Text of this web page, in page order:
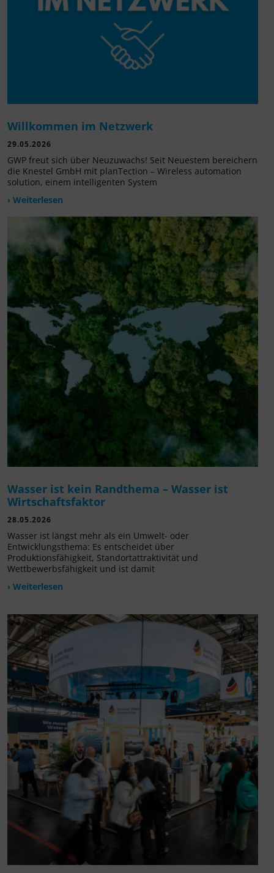
Willkommen im Netzwerk
29.05.2026
GWP freut sich über Neuzuwachs! Seit Neuestem bereichern
die Knestel GmbH mit planTection – Wireless automation
solution, einem intelligenten System
› Weiterlesen
Wasser ist kein Randthema – Wasser ist
Wirtschaftsfaktor
28.05.2026
Wasser ist längst mehr als ein Umwelt- oder
Entwicklungsthema: Es entscheidet über
Produktionsfähigkeit, Standortattraktivität und
Wettbewerbsfähigkeit und ist damit
› Weiterlesen